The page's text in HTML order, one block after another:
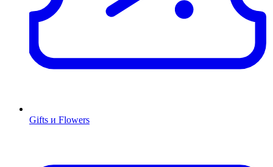
Gifts и Flowers